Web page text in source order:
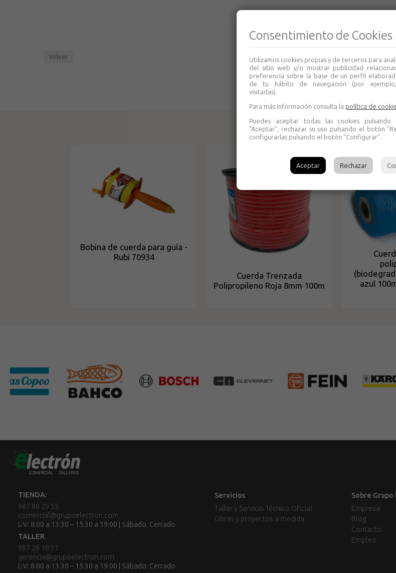
Volver
Productos relacionados
Bobina de cuerda para guía -
Rubí 70934
Cuerda Trenzada
Polipropileno Roja 8mm 100m
azul
TIENDA:
987 80 29 55
comercial@grupoelectron.com
L-V: 8:00 a 13:30 – 15:30 a 19:00 | Sábado: Cerrado
TALLER
987 20 18 17
gerencia@grupoelectron.com
L-V: 8:00 a 13:30 – 15:30 a 19:00 | Sábado: Cerrado
Servicios
Taller y Servicio Técnico Oficial
Obras y proyectos a medida
Sobre
Empresa
Blog
Contacto
Empleo
Consentimiento de Cookies
Utilizamos cookies propias y de terceros para
del sitio web y/o mostrar publicidad
preferencia sobre la base de un perfil
de tu hábito de navegación (por
visitadas).
Para más información consulta la política de
Puedes aceptar todas las cookies
"Aceptar", rechazar su uso pulsando el botón
configurarlas pulsando el botón "Configurar".
Aceptar Rechazar